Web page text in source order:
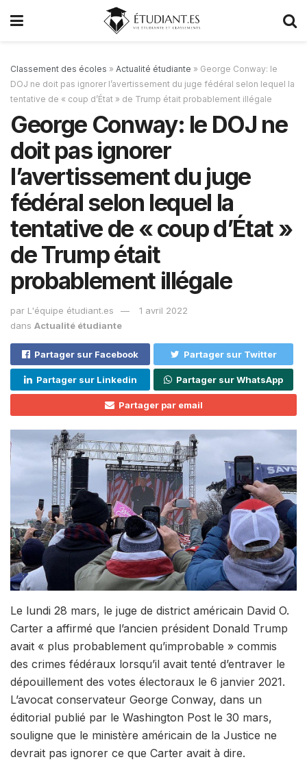
Classement des écoles » Actualité étudiante » George Conway: le
DOJ ne doit pas ignorer l’avertissement du juge fédéral selon lequel la
tentative de « coup d’État » de Trump était probablement illégale
George Conway: le DOJ ne
doit pas ignorer
l’avertissement du juge
fédéral selon lequel la
tentative de « coup d’État »
de Trump était
probablement illégale
par L'équipe étudiant.es
1 avril 2022
dans Actualité étudiante
Partager sur Facebook Partager sur Twitter
Partager sur Linkedin Partager sur WhatsApp
Partager par email
Le lundi 28 mars, le juge de district américain David O.
Carter a affirmé que l’ancien président Donald Trump
avait « plus probablement qu’improbable » commis
des crimes fédéraux lorsqu’il avait tenté d’entraver le
dépouillement des votes électoraux le 6 janvier 2021.
L’avocat conservateur George Conway, dans un
éditorial publié par le Washington Post le 30 mars,
souligne que le ministère américain de la Justice ne
devrait pas ignorer ce que Carter avait à dire.